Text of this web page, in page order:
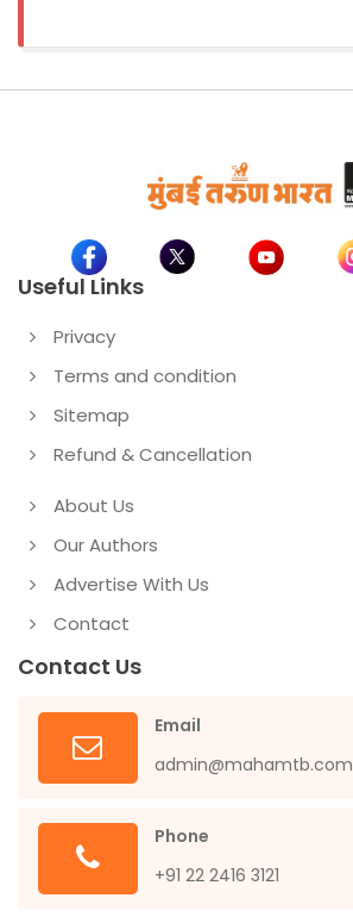
Useful Links
Privacy
Terms and condition
Sitemap
Refund & Cancellation
About Us
Our Authors
Advertise With Us
Contact
Contact Us
Email
admin@mahamtb.com
Phone
+91 22 2416 3121